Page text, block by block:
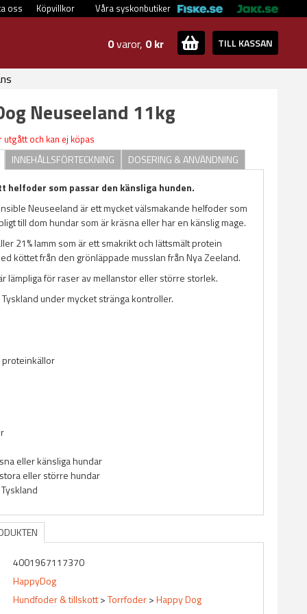
Våra syskonbutiker
Köpvillkor
oss
0varor, 0 kr TILL KASSAN
Neuseeland 11kg
utgått och kan ej köpas
INNEHÅLLSFÖRTECKNING
DOSERING & ANVÄNDNING
som passar den känsliga hunden.
Neuseeland är ett mycket välsmakande helfoder som
till dom hundar som är kräsna eller har en känslig mage.
21% lamm som är ett smakrikt och lättsmält protein
köttet från den grönläppade musslan från Nya Zeeland.
lämpliga för raser av mellanstor eller större storlek.
under mycket stränga kontroller.
proteinkällor
eller känsliga hundar
eller större hundar
4001967117370
HappyDog
Hundfoder & tillskott>Torrfoder>Happy Dog